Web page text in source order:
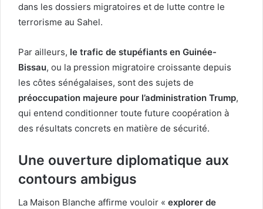
dans les dossiers migratoires et de lutte contre le
terrorisme au Sahel.
Par ailleurs, le trafic de stupéfiants en Guinée-
Bissau, ou la pression migratoire croissante depuis
les côtes sénégalaises, sont des sujets de
préoccupation majeure pour l’administration Trump,
qui entend conditionner toute future coopération à
des résultats concrets en matière de sécurité.
Une ouverture diplomatique aux
contours ambigus
La Maison Blanche affirme vouloir « explorer de